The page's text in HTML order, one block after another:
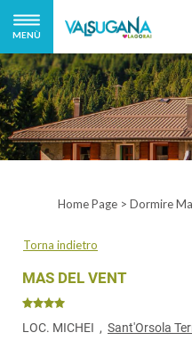
MENÙ
Home Page > Dormire
Torna indietro
MAS DEL VENT
LOC. MICHEI , Sant'Orsola